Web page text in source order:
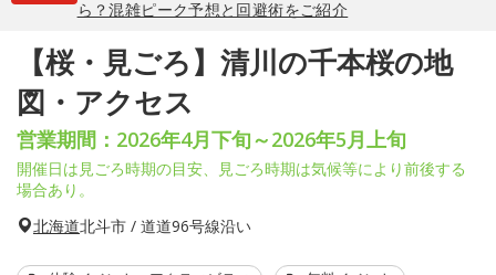
ら？混雑ピーク予想と回避術をご紹介
【桜・見ごろ】清川の千本桜の地
図・アクセス
営業期間：2026年4月下旬～2026年5月上旬
開催日は見ごろ時期の目安、見ごろ時期は気候等により前後する
場合あり。
北海道北斗市 / 道道96号線沿い